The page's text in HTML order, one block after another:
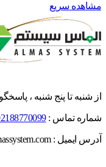
مشاهده سریع
از شنبه تا پنج شنبه ،
شماره تماس :
آدرس ایمیل : info@almassystem.com